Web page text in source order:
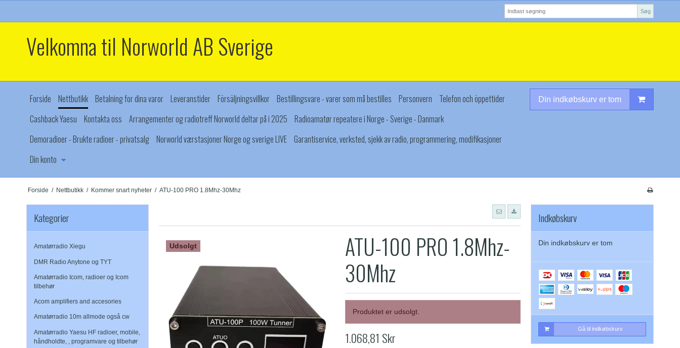
Søg
Velkomna til Norworld AB Sverige
Forside Nettbutikk Betalning for dina varor Leveranstider Försäljningsvillkor Bestillingsvare - varer som må bestilles Personvern
Telefon och öppettider
Cashback Yaesu
Kontakta oss Arrangementer og radiotreff Norworld deltar på i 2025
Radioamatør repeatere i Norge - Sverige - Danmark
Demoradioer - Brukte radioer - privatsalg Norworld værstasjoner Norge og sverige LIVE Garantiservice, verksted, sjekk av radio, programmering, modifikasjoner
Din konto
Din indkøbskurv er tom
Forside / Nettbutikk / Kommer snart nyheter / ATU-100 PRO 1.8Mhz-30Mhz
Kategorier
Amatørradio Xiegu
DMR Radio Anytone og TYT
Amatørradio Icom, radioer og Icom
tilbehør
Acom amplifiers and accesories
Amatørradio 10m allmode også cw
Amatørradio Yaesu HF radioer, mobile,
håndholdte, , programvare og tilbehør
Udsolgt
ATU-100 PRO 1.8Mhz-
30Mhz
Produktet er udsolgt.
1.068,81 Skr
Indkøbskurv
Din indkøbskurv er tom
Gå til indkøbskurv